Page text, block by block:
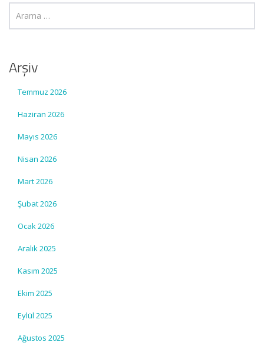
Arşiv
Temmuz 2026
Haziran 2026
Mayıs 2026
Nisan 2026
Mart 2026
Şubat 2026
Ocak 2026
Aralık 2025
Kasım 2025
Ekim 2025
Eylül 2025
Ağustos 2025